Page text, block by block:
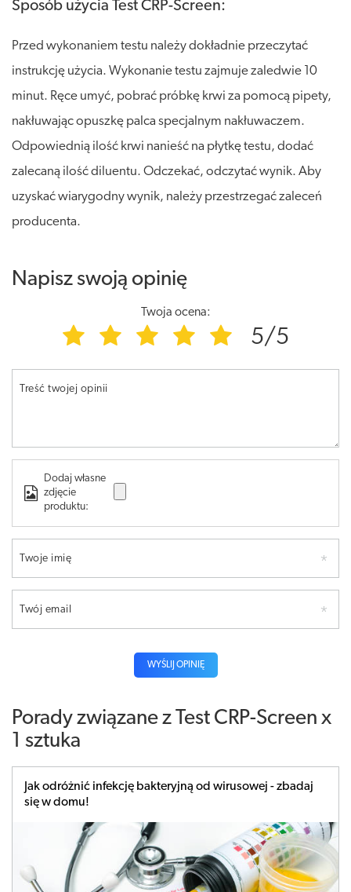
Sposób użycia Test CRP-Screen:
Przed wykonaniem testu należy dokładnie przeczytać
instrukcję użycia. Wykonanie testu zajmuje zaledwie 10
minut. Ręce umyć, pobrać próbkę krwi za pomocą pipety,
nakłuwając opuszkę palca specjalnym nakłuwaczem.
Odpowiednią ilość krwi nanieść na płytkę testu, dodać
zalecaną ilość diluentu. Odczekać, odczytać wynik. Aby
uzyskać wiarygodny wynik, należy przestrzegać zaleceń
producenta.
Napisz swoją opinię
Twoja ocena:
5/5
Treść twojej opinii
Dodaj własne
zdjęcie
produktu:
Twoje imię
Twój email
WYŚLIJ OPINIĘ
Porady związane z Test CRP-Screen x
1 sztuka
Jak odróżnić infekcję bakteryjną od wirusowej - zbadaj
się w domu!